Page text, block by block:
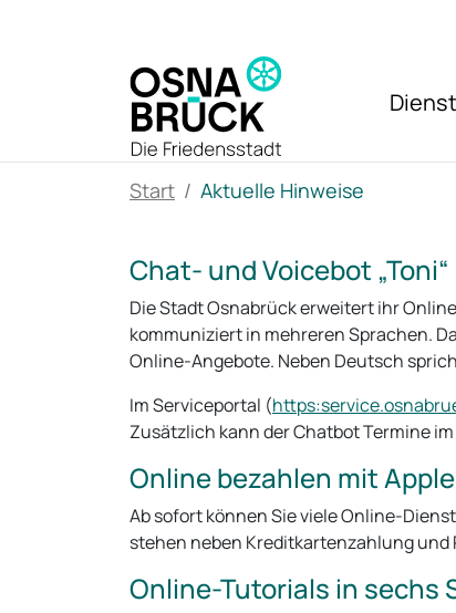
Start Aktuelle Hinweise
Chat- und Voicebot
Die Stadt Osnabrück erweitert ihr
kommuniziert in mehreren Sprachen.
Online-Angebote. Neben Deutsch
Im Serviceportal (
Zusätzlich kann der Chatbot Termine
Online bezahlen mit
Ab sofort können Sie viele Online-
stehen neben Kreditkartenzahlung
Online-Tutorials in sechs